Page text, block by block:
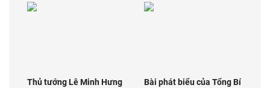
Thủ tướng Lê Minh Hưng
Bài phát biểu của Tổng Bí